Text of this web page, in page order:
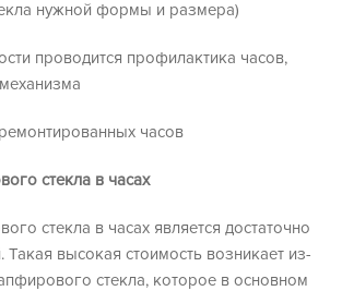
нужной формы и размера)
проводится профилактика часов,
часов
стекла в часах
стекла в часах является достаточно
Такая высокая стоимость возникает из-
стекла, которое в основном